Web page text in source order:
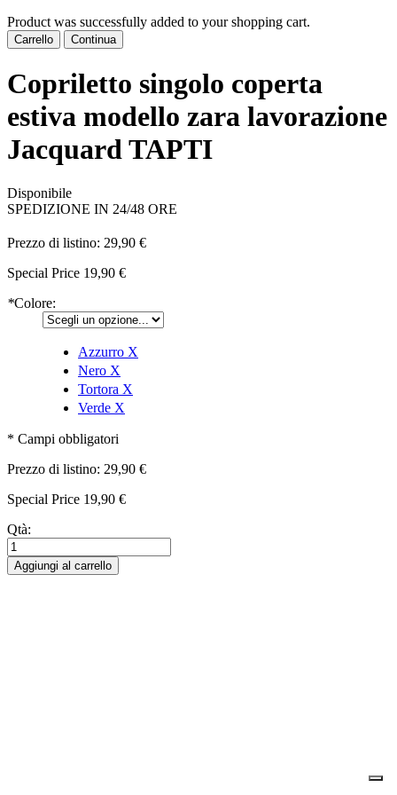
Product was successfully added to your shopping cart.
Carrello Continua
Copriletto singolo coperta
estiva modello zara lavorazione
Jacquard TAPTI
Disponibile
SPEDIZIONE IN 24/48 ORE
Prezzo di listino: 29,90 €
Special Price 19,90 €
*Colore:
Azzurro X
Nero X
Tortora X
Verde X
* Campi obbligatori
Prezzo di listino: 29,90 €
Special Price 19,90 €
Qtà:
Aggiungi al carrello